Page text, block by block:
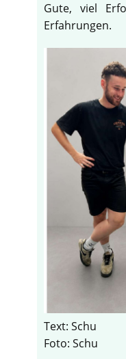
Gute, viel
Erfahrungen.
Text: Schu
Foto: Schu